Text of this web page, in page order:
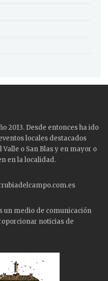
2013. Desde entonces ha ido
locales destacados
Valle o San Blas y en mayor o
en la localidad.
un medio de comunicación
noticias de